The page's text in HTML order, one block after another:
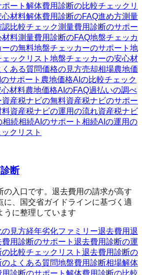
ート 解体費用診断の比較チェックリ
心材料解体費用診断のFAQ進め方測量
認比較チェック測量費用診断のサポー
材料測量費用診断のFAQ地盤チェッカ
ーの無料地盤チェッカーのサポート 地
ックリスト 地盤チェッカーの安心材
ある質問価格の見方売却相場農地価
サポート 農地価格AIの比較チェック
材料農地価格AIのFAQ過払いの調べ
資産税ナビの無料資産税ナビのサポー
料資産税ナビの運用の流れ資産税ナビ
相続相続AIのサポート 相続AIの運用の
クリスト
断
の入口です。退去費用の請求が高す
に、国交省ガイドラインに基づく適
うに整理しています
の見方経年劣化ファミリー退去費用退
費用診断のサポート 退去費用診断の運
比較チェックリスト 退去費用診断の
よくある質問地盤費用診断相場解体
診断のサポート 解体費用診断の比較